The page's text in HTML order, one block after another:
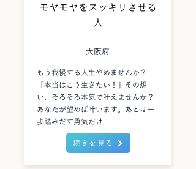
モヤモヤをスッキリさせる
人
大阪府
もう我慢する人生やめませんか？
「本当はこう生きたい！」その想
い、そろそろ本気で叶えませんか？
あなたが望めば叶います。あとは一
歩踏みだす勇気だけ
続きを見る